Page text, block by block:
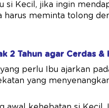
si Kecil, jika ingin
meminta tolong
2 Tahun agar Cerdas &
perlu Ibu ajarkan
yang